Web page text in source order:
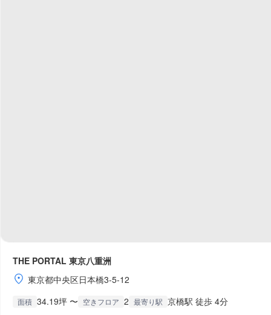
THE PORTAL 東京八重洲
東京都中央区日本橋3-5-12
面積 34.19坪 〜 空きフロア 2 最寄り駅 京橋駅 徒歩 4分